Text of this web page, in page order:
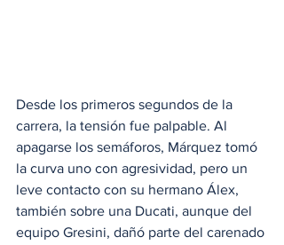
Desde los primeros segundos de la
carrera, la tensión fue palpable. Al
apagarse los semáforos, Márquez tomó
la curva uno con agresividad, pero un
leve contacto con su hermano Álex,
también sobre una Ducati, aunque del
equipo Gresini, dañó parte del carenado